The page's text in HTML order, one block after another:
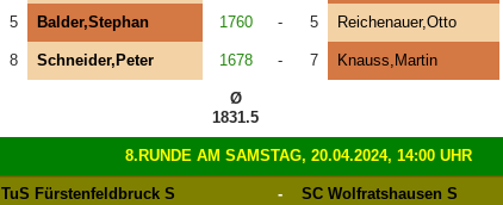
5 Balder,Stephan 1760 - 5 Reichenauer,Otto
8 Schneider,Peter 1678 - 7 Knauss,Martin
Ø
1831.5
8.RUNDE AM SAMSTAG, 20.04.2024, 14:00 UHR
TuS Fürstenfeldbruck S - SC Wolfratshausen S